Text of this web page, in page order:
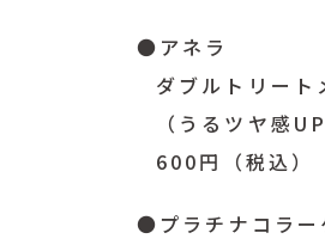
●アネラ
ダブルトリート
（うるツヤ感UP
600円（税込）
●プラチナコラー